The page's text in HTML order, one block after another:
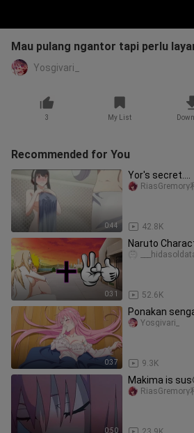
Mau pulang ngantor tapi perlu
Yosgivari_
3 My List
Recommended for You
0:44
Yor's secret....
42.8K
RiasGremory
0:31
Naruto
52.6K
0:37
Ponakan
9.3K
Yosgivari_
0:50
Makima is
RiasGremory